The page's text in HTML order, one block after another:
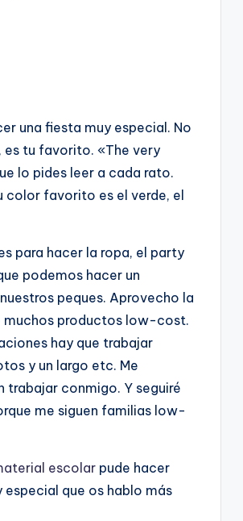
una fiesta muy especial. No
es tu favorito. «The very
lo pides leer a cada rato.
color favorito es el verde, el
para hacer la ropa, el party
podemos hacer un
peques. Aprovecho la
muchos productos low-cost.
hay que trabajar
y un largo etc. Me
trabajar conmigo. Y seguiré
me siguen familias low-
escolar pude hacer
que os hablo más